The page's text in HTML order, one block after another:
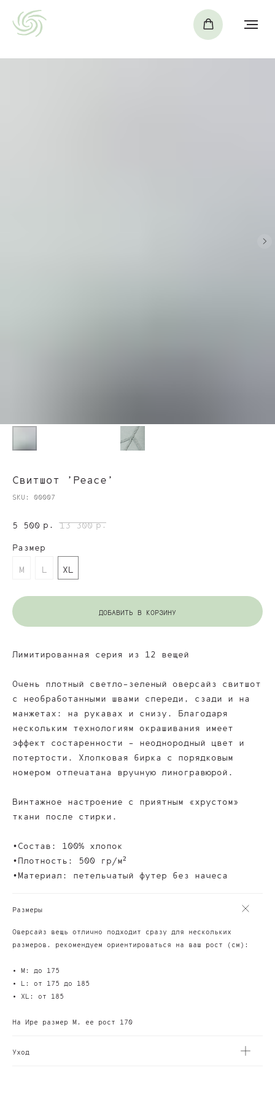
Свитшот 'Peace'
SKU: 00007
5 500 р. 13 300 р.
Размер
M
L XL
ДОБАВИТЬ В КОРЗИНУ
Лимитированная серия из 12 вещей
Очень плотный светло-зеленый оверсайз свитшот
с необработанными швами спереди, сзади и на
манжетах: на рукавах и снизу. Благодаря
нескольким технологиям окрашивания имеет
эффект состаренности - неоднородный цвет и
потертости. Хлопковая бирка с порядковым
номером отпечатана вручную линогравюрой.
Винтажное настроение с приятным «хрустом»
ткани после стирки.
•Состав: 100% хлопок
•Плотность: 500 гр/м²
•Материал: петельчатый футер без начеса
Размеры
Оверсайз вещь отлично подходит сразу для нескольких
размеров, рекомендуем ориентироваться на ваш рост (см):
• M: до 175
• L: от 175 до 185
• XL: от 185
На Ире размер М, ее рост 170
Уход